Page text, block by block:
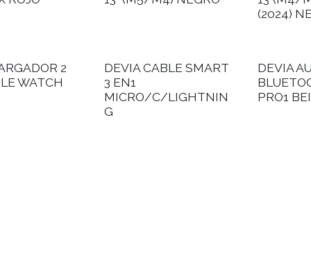
(2024)
2
WATCH
DEVIA CABLE SMART
3 EN1
MICRO/C/LIGHTNIN
G
DEVIA
PRO1